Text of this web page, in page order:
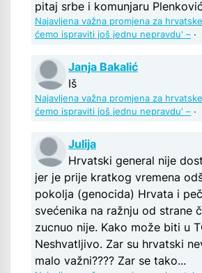
pitaj srbe i komunjaru
Najavljena važna promjena za
ćemo ispraviti još jednu nepravdu' – ·
Janja Bakalić
Iš
Najavljena važna promjena za
ćemo ispraviti još jednu nepravdu' – ·
Julija
Hrvatski general nije
jer je prije kratkog vremena
pokolja (genocida) Hrvata i
svećenika na ražnju od strane
zucnuo nije. Kako može biti u
Neshvatljivo. Zar su hrvatski
malo važni???? Zar se tako...